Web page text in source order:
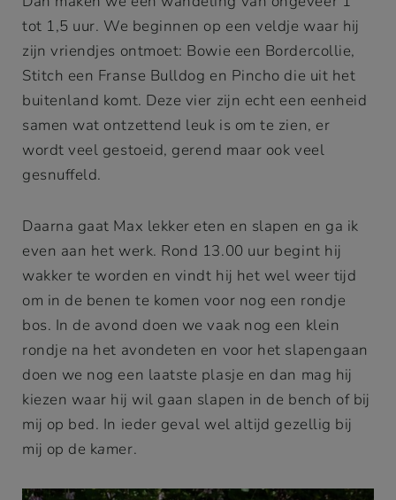
tot 1,5 uur. We beginnen op een veldje waar hij
zijn vriendjes ontmoet: Bowie een Bordercollie,
Stitch een Franse Bulldog en Pincho die uit het
buitenland komt. Deze vier zijn echt een eenheid
samen wat ontzettend leuk is om te zien, er
wordt veel gestoeid, gerend maar ook veel
gesnuffeld.
Daarna gaat Max lekker eten en slapen en ga ik
even aan het werk. Rond 13.00 uur begint hij
wakker te worden en vindt hij het wel weer tijd
om in de benen te komen voor nog een rondje
bos. In de avond doen we vaak nog een klein
rondje na het avondeten en voor het slapengaan
doen we nog een laatste plasje en dan mag hij
kiezen waar hij wil gaan slapen in de bench of bij
mij op bed. In ieder geval wel altijd gezellig bij
mij op de kamer.